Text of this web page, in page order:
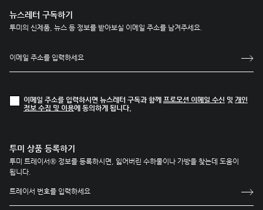
뉴스레터 구독하기
투미의 신제품, 뉴스 등 정보를 받아보실 이메일 주소를 남겨주세요.
이메일 주소를 입력하시면 뉴스레터 구독과 함께 프로모션 이메일 수신 및 개인
정보 수집 및 이용에 동의하게 됩니다.
투미 상품 등록하기
투미 트레이서® 정보를 등록하시면, 잃어버린 수하물이나 가방을 찾는데 도움이
됩니다.